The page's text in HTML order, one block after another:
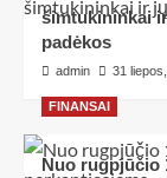
šimtukininkai
padėkos
admin 31
FINANSAI
Nuo rugpjūčio